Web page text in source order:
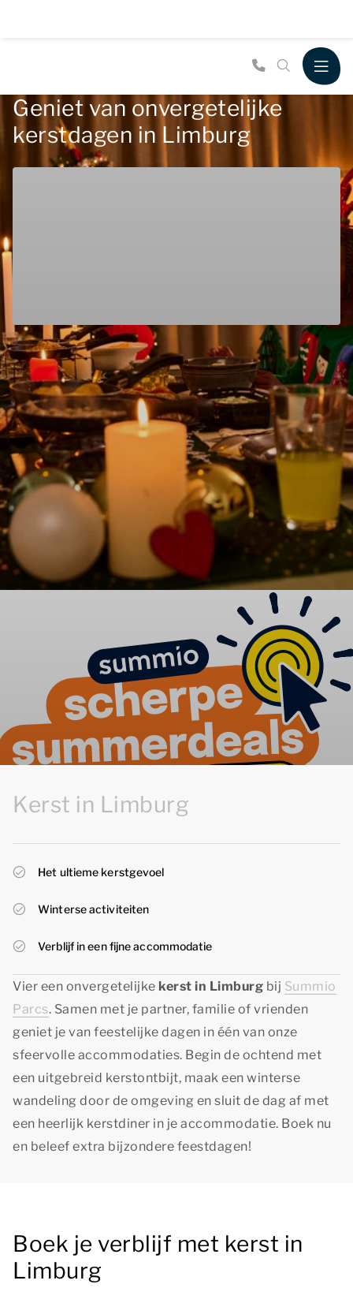
Geniet van onvergetelijke
kerstdagen in Limburg
Kerst in Limburg
Het ultieme kerstgevoel
Winterse activiteiten
Verblijf in een fijne accommodatie
Vier een onvergetelijke kerst in Limburg bij Summio
Parcs. Samen met je partner, familie of vrienden
geniet je van feestelijke dagen in één van onze
sfeervolle accommodaties. Begin de ochtend met
een uitgebreid kerstontbijt, maak een winterse
wandeling door de omgeving en sluit de dag af met
een heerlijk kerstdiner in je accommodatie. Boek nu
en beleef extra bijzondere feestdagen!
Boek je verblijf met kerst in
Limburg